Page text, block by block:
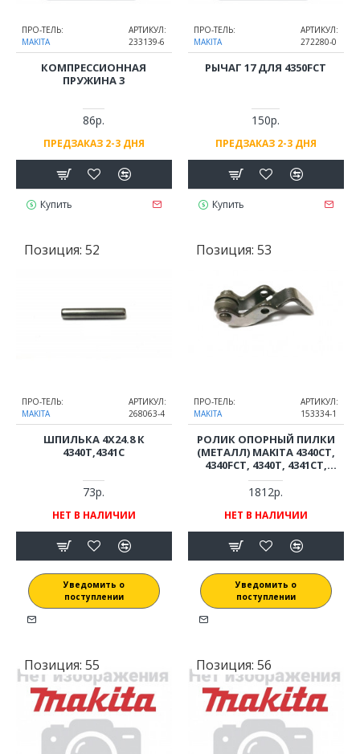
ПРО-ТЕЛЬ:
MAKITA
АРТИКУЛ:
233139-6
КОМПРЕССИОННАЯ
ПРУЖИНА 3
86р.
ПРЕДЗАКАЗ 2-3 ДНЯ
Купить
ПРО-ТЕЛЬ:
MAKITA
АРТИКУЛ:
272280-0
РЫЧАГ 17 ДЛЯ 4350FCT
150р.
ПРЕДЗАКАЗ 2-3 ДНЯ
Купить
Позиция: 52
ПРО-ТЕЛЬ:
MAKITA
АРТИКУЛ:
268063-4
ШПИЛЬКА 4Х24.8 К
4340T,4341C
73р.
НЕТ В НАЛИЧИИ
Уведомить о
поступлении
Позиция: 53
ПРО-ТЕЛЬ:
MAKITA
АРТИКУЛ:
153334-1
РОЛИК ОПОРНЫЙ ПИЛКИ
(МЕТАЛЛ) MAKITA 4340CT,
4340FCT, 4340T, 4341CT,
4341FCT, 4341T, 4350CT,
4350FCT, 4351CT, 4351FCT,
BJV140, BJV180 ДЛЯ ЛОБЗИКА
(ОРИГИНАЛ) 153334-1
1812р.
НЕТ В НАЛИЧИИ
Уведомить о
поступлении
Позиция: 55 Позиция: 56